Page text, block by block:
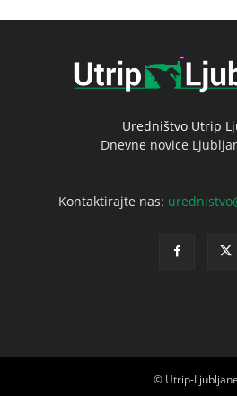
Uredništvo Utrip
Dnevne novice
Kontaktirajte nas:
© Utrip-